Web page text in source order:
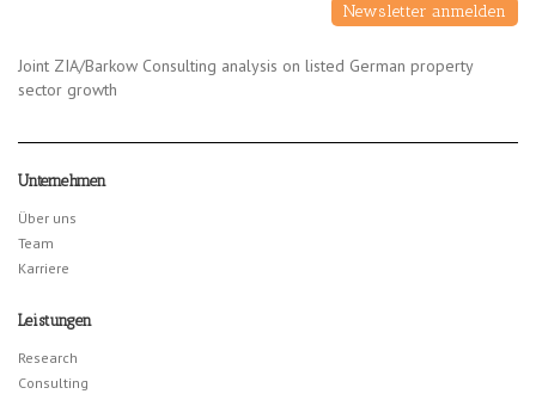
Newsletter anmelden
Joint ZIA/Barkow Consulting analysis on listed German property
sector growth
Unternehmen
Über uns
Team
Karriere
Leistungen
Research
Consulting